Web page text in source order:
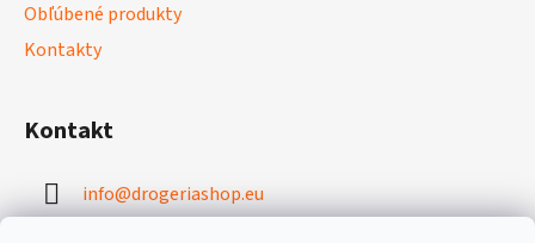
Obľúbené produkty
Kontakty
Kontakt
info@drogeriashop.eu